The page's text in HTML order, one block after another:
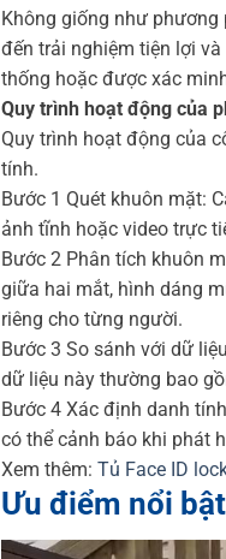
Không giống như
đến trải nghiệm tiện lợi
thống hoặc được xác
Quy trình hoạt động của
Quy trình hoạt động của
tính.
Bước 1 Quét khuôn mặt:
ảnh tĩnh hoặc video trực
Bước 2 Phân tích khuôn
giữa hai mắt, hình dáng
riêng cho từng người.
Bước 3 So sánh với dữ
dữ liệu này thường bao
Bước 4 Xác định danh
có thể cảnh báo khi phát
Xem thêm: Tủ Face ID
Ưu điểm nổi